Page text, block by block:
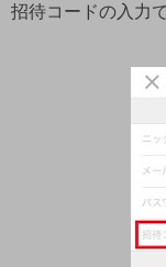
招待コードの入力